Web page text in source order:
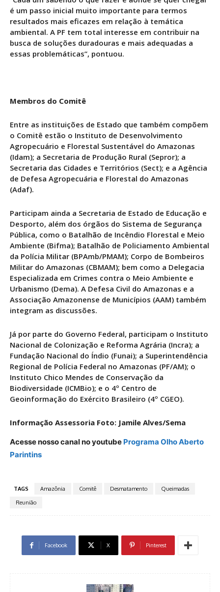
é um passo inicial muito importante para termos
resultados mais eficazes em relação à temática
ambiental. A PF tem total interesse em contribuir na
busca de soluções duradouras e mais adequadas a
essas problemáticas”, pontuou.
Membros do Comitê
Entre as instituições de Estado que também compõem
o Comitê estão o Instituto de Desenvolvimento
Agropecuário e Florestal Sustentável do Amazonas
(Idam); a Secretaria de Produção Rural (Sepror); a
Secretaria das Cidades e Territórios (Sect); e a Agência
de Defesa Agropecuária e Florestal do Amazonas
(Adaf).
Participam ainda a Secretaria de Estado de Educação e
Desporto, além dos órgãos do Sistema de Segurança
Pública, como o Batalhão de Incêndio Florestal e Meio
Ambiente (Bifma); Batalhão de Policiamento Ambiental
da Polícia Militar (BPAmb/PMAM); Corpo de Bombeiros
Militar do Amazonas (CBMAM); bem como a Delegacia
Especializada em Crimes contra o Meio Ambiente e
Urbanismo (Dema). A Defesa Civil do Amazonas e a
Associação Amazonense de Municípios (AAM) também
integram as discussões.
Já por parte do Governo Federal, participam o Instituto
Nacional de Colonização e Reforma Agrária (Incra); a
Fundação Nacional do Índio (Funai); a Superintendência
Regional de Polícia Federal no Amazonas (PF/AM); o
Instituto Chico Mendes de Conservação da
Biodiversidade (ICMBio); e o 4º Centro de
Geoinformação do Exército Brasileiro (4º CGEO).
Informação Assessoria Foto: Jamile Alves/Sema
Acesse nosso canal no youtube Programa Olho Aberto
Parintins
TAGS Amazônia Comitê Desmatamento
Queimadas
Reunião
Facebook X Pinterest